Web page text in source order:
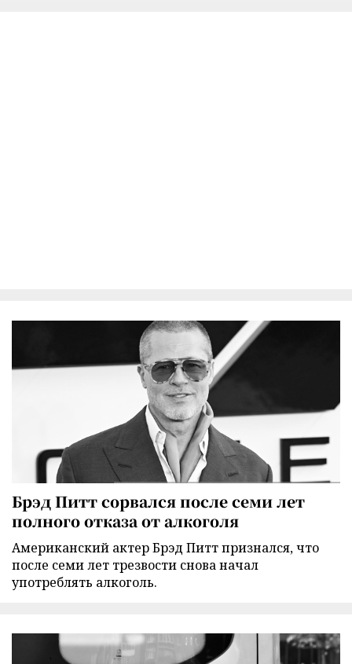
Брэд Питт сорвался после семи лет
полного отказа от алкоголя
Американский актер Брэд Питт признался, что
после семи лет трезвости снова начал
употреблять алкоголь.